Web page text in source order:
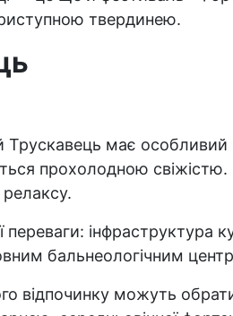
твердинею.
має особливий
прохолодною
релаксу.
переваги: інфраструктура
бальнеологічним
відпочинку можуть